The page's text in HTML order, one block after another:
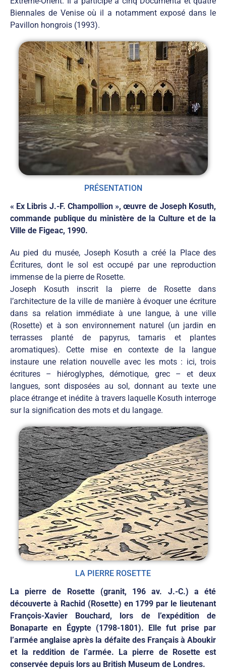
Biennales de Venise où il a notamment exposé dans le
Pavillon hongrois (1993).
PRÉSENTATION
« Ex Libris J.-F. Champollion », œuvre de Joseph Kosuth,
commande publique du ministère de la Culture et de la
Ville de Figeac, 1990.
Au pied du musée, Joseph Kosuth a créé la Place des
Écritures, dont le sol est occupé par une reproduction
immense de la pierre de Rosette.
Joseph Kosuth inscrit la pierre de Rosette dans
l’architecture de la ville de manière à évoquer une écriture
dans sa relation immédiate à une langue, à une ville
(Rosette) et à son environnement naturel (un jardin en
terrasses planté de papyrus, tamaris et plantes
aromatiques). Cette mise en contexte de la langue
instaure une relation nouvelle avec les mots : ici, trois
écritures – hiéroglyphes, démotique, grec – et deux
langues, sont disposées au sol, donnant au texte une
place étrange et inédite à travers laquelle Kosuth interroge
sur la signification des mots et du langage.
LA PIERRE ROSETTE
La pierre de Rosette (granit, 196 av. J.-C.) a été
découverte à Rachid (Rosette) en 1799 par le lieutenant
François-Xavier Bouchard, lors de l’expédition de
Bonaparte en Égypte (1798-1801). Elle fut prise par
l’armée anglaise après la défaite des Français à Aboukir
et la reddition de l’armée. La pierre de Rosette est
conservée depuis lors au British Museum de Londres.